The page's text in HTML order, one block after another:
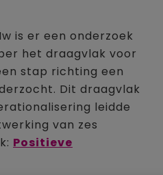
is er een onderzoek
het draagvlak voor
stap richting een
Dit draagvlak
leidde
van zes
Positieve